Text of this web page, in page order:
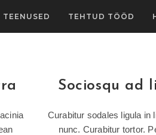
TEENUSED TEHTUD TÖÖD
Sociosqu ad
Curabitur sodales ligula in
nunc. Curabitur tortor.